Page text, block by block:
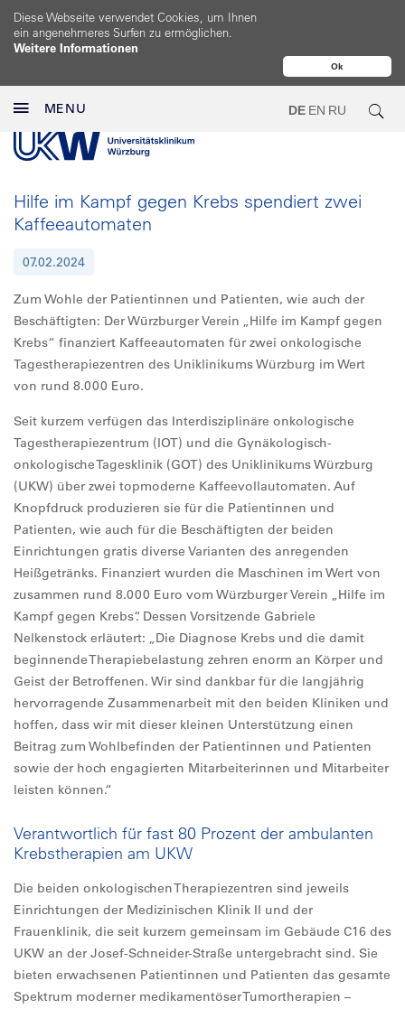
Ok
Diese Webseite verwendet Cookies, um Ihnen
ein angenehmeres Surfen zu ermöglichen.
Weitere Informationen
MENU DE EN RU
Hilfe im Kampf gegen Krebs spendiert zwei
Kaffeeautomaten
07.02.2024
Zum Wohle der Patientinnen und Patienten, wie auch der
Beschäftigten: Der Würzburger Verein „Hilfe im Kampf gegen
Krebs“ finanziert Kaffeeautomaten für zwei onkologische
Tagestherapiezentren des Uniklinikums Würzburg im Wert
von rund 8.000 Euro.
Seit kurzem verfügen das Interdisziplinäre onkologische
Tagestherapiezentrum (IOT) und die Gynäkologisch-
onkologische Tagesklinik (GOT) des Uniklinikums Würzburg
(UKW) über zwei topmoderne Kaffeevollautomaten. Auf
Knopfdruck produzieren sie für die Patientinnen und
Patienten, wie auch für die Beschäftigten der beiden
Einrichtungen gratis diverse Varianten des anregenden
Heißgetränks. Finanziert wurden die Maschinen im Wert von
zusammen rund 8.000 Euro vom Würzburger Verein „Hilfe im
Kampf gegen Krebs“. Dessen Vorsitzende Gabriele
Nelkenstock erläutert: „Die Diagnose Krebs und die damit
beginnende Therapiebelastung zehren enorm an Körper und
Geist der Betroffenen. Wir sind dankbar für die langjährig
hervorragende Zusammenarbeit mit den beiden Kliniken und
hoffen, dass wir mit dieser kleinen Unterstützung einen
Beitrag zum Wohlbefinden der Patientinnen und Patienten
sowie der hoch engagierten Mitarbeiterinnen und Mitarbeiter
leisten können.“
Verantwortlich für fast 80 Prozent der ambulanten
Krebstherapien am UKW
Die beiden onkologischen Therapiezentren sind jeweils
Einrichtungen der Medizinischen Klinik II und der
Frauenklinik, die seit kurzem gemeinsam im Gebäude C16 des
UKW an der Josef-Schneider-Straße untergebracht sind. Sie
bieten erwachsenen Patientinnen und Patienten das gesamte
Spektrum moderner medikamentöser Tumortherapien –